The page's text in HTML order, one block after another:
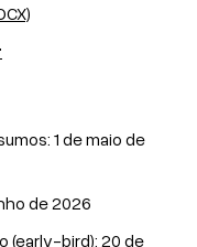
1 de maio de
de 2026
(early-bird): 20 de